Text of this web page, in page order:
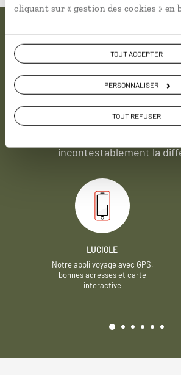
cliquant sur « gestion des cookies » en
TOUT ACCEPTER
PERSONNALISER
TOUT REFUSER
Pourquoi
nous
Soyons honnête, nous ne
à proposer des voyages sur
incontestablement la
LUCIOLE
Notre appli voyage avec GPS,
bonnes adresses et carte
interactive